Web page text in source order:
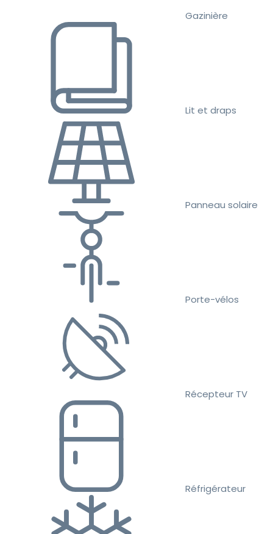
Gazinière
Lit et draps
Panneau solaire
Porte-vélos
Récepteur TV
Réfrigérateur